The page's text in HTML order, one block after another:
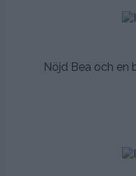
Nöjd Bea och en